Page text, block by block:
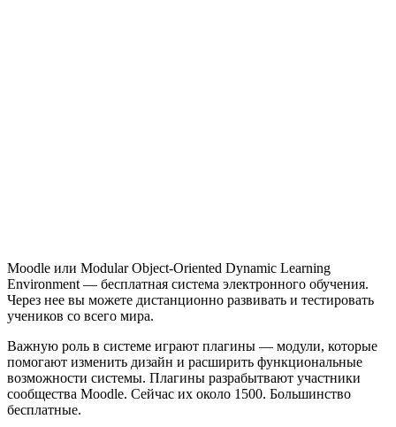
Moodle или Modular Object-Oriented Dynamic Learning
Environment — бесплатная система электронного обучения.
Через нее вы можете дистанционно развивать и тестировать
учеников со всего мира.
Важную роль в системе играют плагины — модули, которые
помогают изменить дизайн и расширить функциональные
возможности системы. Плагины разрабытвают участники
сообщества Moodle. Сейчас их около 1500. Большинство
бесплатные.